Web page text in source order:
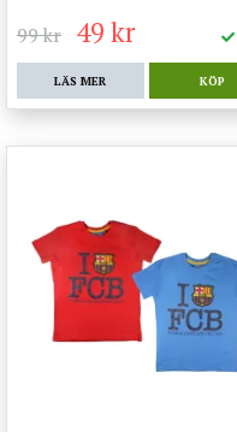
99 kr 49 kr
LÄS MER KÖP